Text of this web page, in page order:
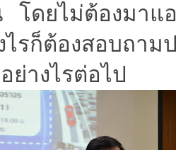
โดยไม่ต้องมาแ
รก็ต้องสอบถา
ย่างไรต่อไป